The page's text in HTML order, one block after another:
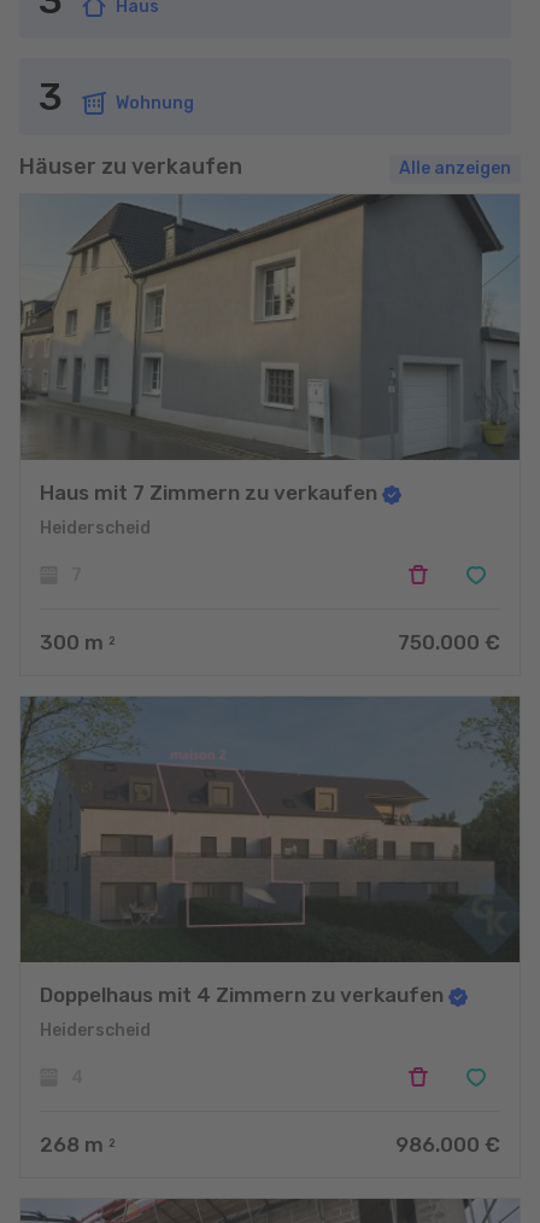
Haus
3 Wohnung
Häuser zu verkaufen Alle anzeigen
Haus mit 7 Zimmern zu verkaufen
Heiderscheid
300 m 2 750.000 €
Doppelhaus mit 4 Zimmern zu verkaufen
Heiderscheid
268 m 2 986.000 €